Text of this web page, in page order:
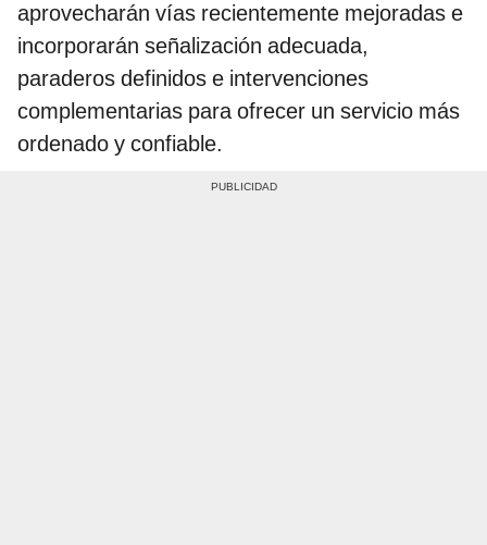
aprovecharán vías recientemente mejoradas e
incorporarán señalización adecuada,
paraderos definidos e intervenciones
complementarias para ofrecer un servicio más
ordenado y confiable.